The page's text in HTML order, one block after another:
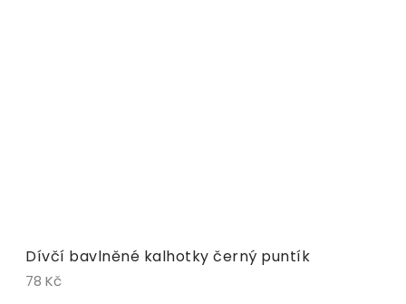
Dívčí bavlněné kalhotky černý puntík
78 Kč